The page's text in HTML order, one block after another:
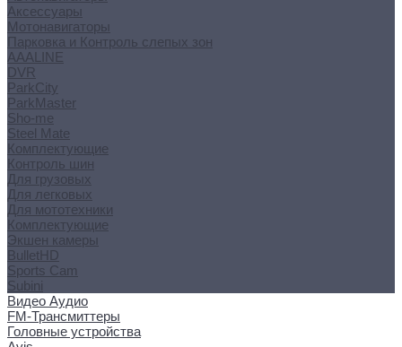
Аксессуары
Мотонавигаторы
Парковка и Контроль слепых зон
AAALINE
DVR
ParkCity
ParkMaster
Sho-me
Steel Mate
Комплектующие
Контроль шин
Для грузовых
Для легковых
Для мототехники
Комплектующие
Экшен камеры
BulletHD
Sports Cam
Subini
Видео Аудио
FM-Трансмиттеры
Головные устройства